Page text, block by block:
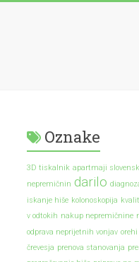
Oznake
3D tiskalnik apartmaji
nepremičnin darilo
iskanje hiše kolonoskopija
v odtokih nakup nepremičnine
odprava neprijetnih vonjav orehi
črevesja prenova stanovanja